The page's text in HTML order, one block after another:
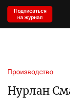
Подписаться
на журнал
Производство
Нурлан